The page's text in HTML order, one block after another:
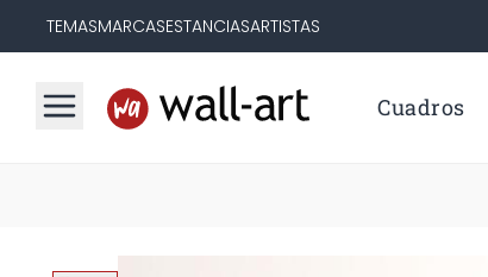
TEMASMARCASESTANCIASARTISTAS
Cuadros